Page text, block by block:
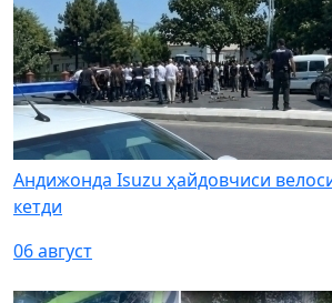
Андижонда Isuzu ҳайдовчиси
кетди
06 август